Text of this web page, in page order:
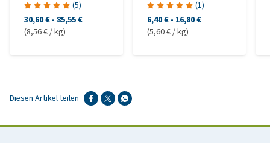
Hühnchen & Fisch
(5)
30,60 € - 85,55 €
(8,56 € / kg)
(1)
6,40 € - 16,80 €
(5,60 € / kg)
Diesen Artikel teilen